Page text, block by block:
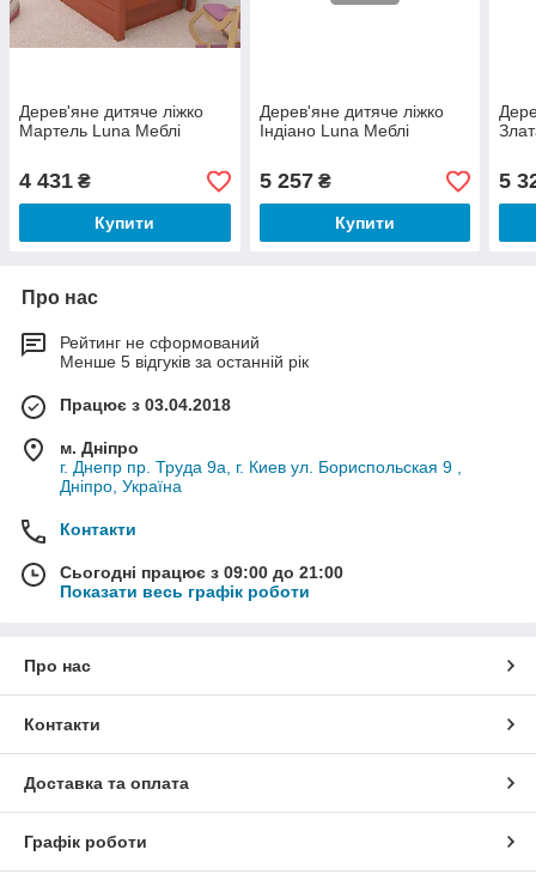
Дерев'яне дитяче ліжко
Мартель Luna Меблі
4 431 ₴
Купити
Дерев'яне дитяче ліжко
Індіано Luna Меблі
5 257₴
Купити
5
Про нас
Рейтинг не сформований
Менше 5 відгуків за останній рік
Працює з 03.04.2018
м. Дніпро
г. Днепр пр. Труда 9а, г. Киев ул. Бориспольская 9 ,
Дніпро, Україна
Контакти
Сьогодні працює з 09:00 до 21:00
Показати весь графік роботи
Про нас
Контакти
Доставка та оплата
Графік роботи